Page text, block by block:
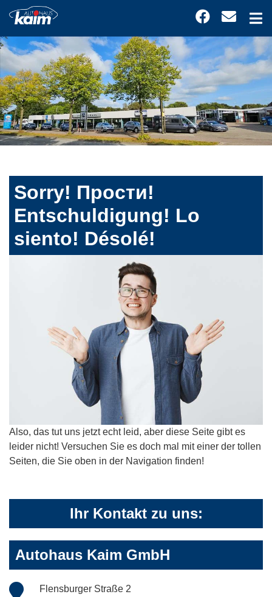
Sorry! Прости!
Entschuldigung! Lo
siento! Désolé!
Also, das tut uns jetzt echt leid, aber diese Seite gibt es
leider nicht! Versuchen Sie es doch mal mit einer der tollen
Seiten, die Sie oben in der Navigation finden!
Ihr Kontakt zu uns:
Autohaus Kaim GmbH
Flensburger Straße 2